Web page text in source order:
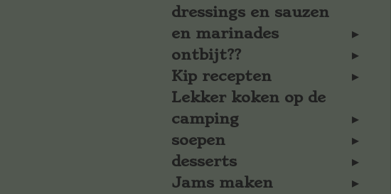
dressings en sauzen
en marinades
ontbijt??
Kip recepten
Lekker koken op de
camping
soepen
desserts
Jams maken